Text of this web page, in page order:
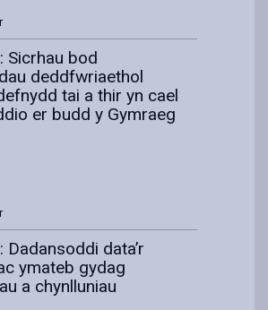
Sicrhau bod
deddfwriaethol
tai a thir yn cael
er budd y Gymraeg
Dadansoddi data’r
ymateb gydag
a chynlluniau